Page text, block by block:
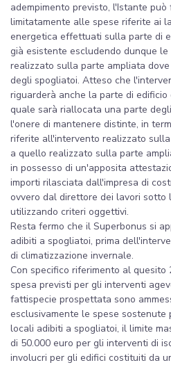
adempimento previsto, l'Istante
limitatamente alle spese riferite ai
energetica effettuati sulla parte di
già esistente escludendo dunque
realizzato sulla parte ampliata
degli spogliatoi. Atteso che
riguarderà anche la parte di
quale sarà riallocata una parte
l'onere di mantenere distinte, in
riferite all'intervento realizzato
a quello realizzato sulla parte
in possesso di un'apposita
importi rilasciata dall'impresa di
ovvero dal direttore dei lavori sotto
utilizzando criteri oggettivi.
Resta fermo che il Superbonus si
adibiti a spogliatoi, prima
di climatizzazione invernale.
Con specifico riferimento al quesito
spesa previsti per gli interventi
fattispecie prospettata sono
esclusivamente le spese
locali adibiti a spogliatoi, il limite
di 50.000 euro per gli interventi di
involucri per gli edifici costituiti da